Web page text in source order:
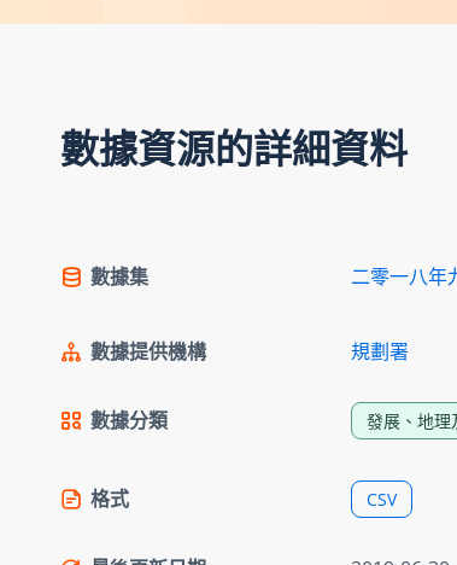
數據資源的詳細資料
數據集 二零一八年
數據提供機構 規劃署
數據分類 發展、地理
格式 CSV